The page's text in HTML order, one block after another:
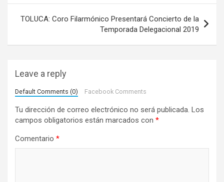
e
TOLUCA: Coro Filarmónico Presentará Concierto de la
Temporada Delegacional 2019
Leave a reply
Default Comments (0) Facebook Comments
Tu dirección de correo electrónico no será publicada. Los
campos obligatorios están marcados con *
Comentario *